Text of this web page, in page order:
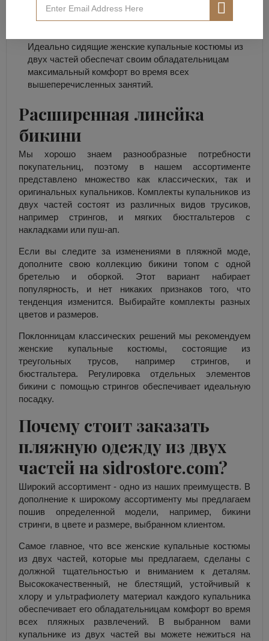
комфортно загорать, прогуливаться по берегу
моря, играть в пляжный волейбол, плавать или
Идеально сидящие женские купальные костюмы из
двух частей обеспечат своим обладательницам
максимальный комфорт во время всех
вышеперечисленных занятий.
Расширенная линейка
бикини
Мы хорошо знаем разнообразные потребности
покупательниц, поэтому в нашем ассортименте
представлено множество как классических, так и
оригинальных купальников. Комплекты купальников из
двух частей состоят из различных видов трусиков,
например стрингов, и мягких бюстгальтеров с
накладками или пуш-ап.
Если вы следите за изменениями в пляжной моде,
дополните свою коллекцию бикини топом с одной
бретелью и оборкой. Этот вариант набирает
популярность, и нет никаких признаков того, что
тенденция изменится. Выбирайте комплекты разных
цветов и размеров.
Поклонницам классических решений мы рекомендуем
женские купальные костюмы, состоящие из
треугольных трусов, например стрингов, и
бюстгальтера. Регулировка отдельных элементов
бикини с помощью стрингов обеспечивает идеальную
посадку.
Почему стоит заказать
пляжную одежду из двух
частей на sidrostore.com?
Широкий ассортимент - одно из наших преимуществ. В
дополнение к широкому ассортименту мы предлагаем
пошив определенной модели, например, бикини
стринги, в цвете и размере, выбранном клиентом.
Самое главное, что все женские купальные костюмы
из двух частей, которые мы предлагаем, сделаны с
должной тщательностью и вниманием к деталям.
Высококачественный, не блестящий, устойчивый к
хлору и ультрафиолету материал каждого купальника
обеспечивает его обладательницам комфорт во время
всех пляжных развлечений. В выбранном вами
купальнике из двух частей вы можете нежиться на